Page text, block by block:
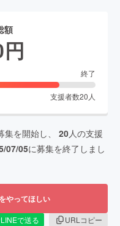
額
円
終了
支援者数20 人
集を開始し、 20人の支援
07/05に募集を終了しまし
やってほしい
LINEで送る
URLコピー